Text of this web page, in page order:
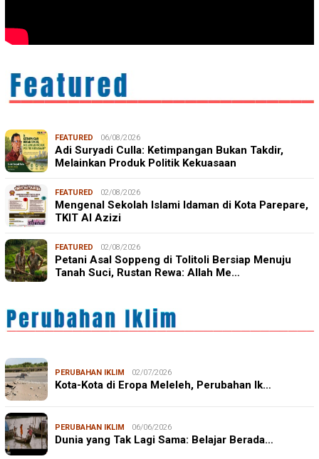
FEATURED 06/08/2026
Adi Suryadi Culla: Ketimpangan Bukan Takdir,
Melainkan Produk Politik Kekuasaan
FEATURED 02/08/2026
Mengenal Sekolah Islami Idaman di Kota Parepare,
TKIT Al Azizi
FEATURED 02/08/2026
Petani Asal Soppeng di Tolitoli Bersiap Menuju
Tanah Suci, Rustan Rewa: Allah Me…
PERUBAHAN IKLIM 02/07/2026
Kota-Kota di Eropa Meleleh, Perubahan Ik…
PERUBAHAN IKLIM 06/06/2026
Dunia yang Tak Lagi Sama: Belajar Berada…